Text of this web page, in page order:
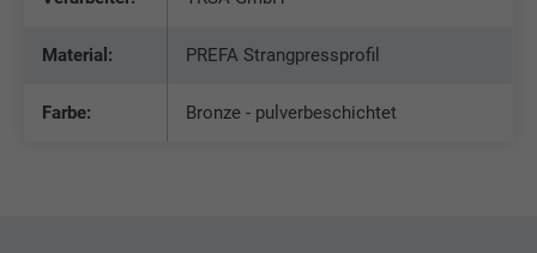
Material: PREFA Strangpressprofil
Farbe: Bronze - pulverbeschichtet